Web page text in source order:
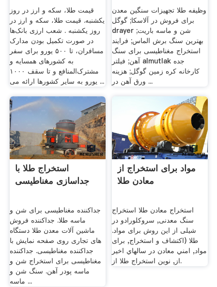
قیمت طلا، سکه و ارز در روز
یکشنبه. قیمت طلا، سکه و ارز در
روز یکشنبه . شعب ارزی بانک‌ها
در صورت تکمیل بودن مدارک
مسافران، تا ۵۰۰ یورو برای سفر
به کشورهای همسایه و
مشترک‌المنافع و تا سقف ۱۰۰۰
یورو به سایر کشورها ارائه می ...
وظیفه طلا تجهیزات سنگین معدن
برای فروش در آلاسکا; گوگل
drayer شن و ماسه باریت;
بهترین سنگ برش الماس; فرایند
استخراج مغناطیسی برای سنگ
آهن; فیلتر almutlak جده
کارخانه کره زمین گوگل; هزینه
ورق آهن در ...
استخراج طلا با
جداسازی مغناطیسی
جداکننده مغناطیسی برای شن و
ماسه طلا. جداکننده فروش
ماشین آلات معدن طلا دستگاه
های تجاری روی صفحه نمایش با
جداکننده مغناطیسی. جداکننده
مغناطیسی برای استخراج شن و
ماسه پودر آهن. سنگ شن و
ماسه ...
مواد برای استخراج از
معادن طلا
استخراج معادن طلا استخراج
سنگ معدنی, سروکلورادو در
شیلی از این روش برای مواد.
طلا (اکتشاف و استخراج, برای
مواد, امني معادن در سالهاي اخير
از, نوين استخراج طلا از.